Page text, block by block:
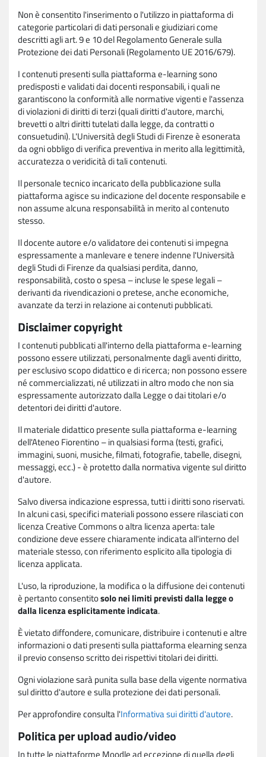
Non è consentito l'inserimento o l'utilizzo in piattaforma di
categorie particolari di dati personali e giudiziari come
descritti agli art. 9 e 10 del Regolamento Generale sulla
Protezione dei dati Personali (Regolamento UE 2016/679).
I contenuti presenti sulla piattaforma e-learning sono
predisposti e validati dai docenti responsabili, i quali ne
garantiscono la conformità alle normative vigenti e l'assenza
di violazioni di diritti di terzi (quali diritti d'autore, marchi,
brevetti o altri diritti tutelati dalla legge, da contratti o
consuetudini). L'Università degli Studi di Firenze è esonerata
da ogni obbligo di verifica preventiva in merito alla legittimità,
accuratezza o veridicità di tali contenuti.
Il personale tecnico incaricato della pubblicazione sulla
piattaforma agisce su indicazione del docente responsabile e
non assume alcuna responsabilità in merito al contenuto
stesso.
Il docente autore e/o validatore dei contenuti si impegna
espressamente a manlevare e tenere indenne l'Università
degli Studi di Firenze da qualsiasi perdita, danno,
responsabilità, costo o spesa – incluse le spese legali –
derivanti da rivendicazioni o pretese, anche economiche,
avanzate da terzi in relazione ai contenuti pubblicati.
Disclaimer copyright
I contenuti pubblicati all'interno della piattaforma e-learning
possono essere utilizzati, personalmente dagli aventi diritto,
per esclusivo scopo didattico e di ricerca; non possono essere
né commercializzati, né utilizzati in altro modo che non sia
espressamente autorizzato dalla Legge o dai titolari e/o
detentori dei diritti d'autore.
Il materiale didattico presente sulla piattaforma e-learning
dell'Ateneo Fiorentino – in qualsiasi forma (testi, grafici,
immagini, suoni, musiche, filmati, fotografie, tabelle, disegni,
messaggi, ecc.) - è protetto dalla normativa vigente sul diritto
d'autore.
Salvo diversa indicazione espressa, tutti i diritti sono riservati.
In alcuni casi, specifici materiali possono essere rilasciati con
licenza Creative Commons o altra licenza aperta: tale
condizione deve essere chiaramente indicata all'interno del
materiale stesso, con riferimento esplicito alla tipologia di
licenza applicata.
L'uso, la riproduzione, la modifica o la diffusione dei contenuti
è pertanto consentitosolo nei limiti previsti dalla legge o
dalla licenza esplicitamente indicata.
È vietato diffondere, comunicare, distribuire i contenuti e altre
informazioni o dati presenti sulla piattaforma elearning senza
il previo consenso scritto dei rispettivi titolari dei diritti.
Ogni violazione sarà punita sulla base della vigente normativa
sul diritto d'autore e sulla protezione dei dati personali.
Per approfondire consulta l'Informativa sui diritti d'autore.
Politica per upload audio/video
In tutte le piattaforme Moodle ad eccezione di quella degli